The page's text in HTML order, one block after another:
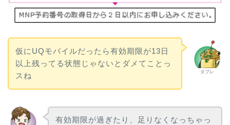
タブレ
仮にUQモバイルだったら有効期限が13日
以上残ってる状態じゃないとダメてことっ
スね
有効期限が過ぎたり、足りなくなっちゃっ